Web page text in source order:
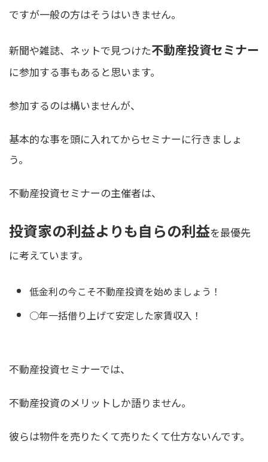
ですが一般の方はそうはいきません。
新聞や雑誌、ネットで見つけた不動産投資セミナー
に参加する事もあると思います。
参加するのは構いませんが、
基本的な事を頭に入れてからセミナーに行きましょ
う。
不動産投資セミナーの主催者は、
投資家の利益よりも自らの利益を最優先
に考えています。
低金利の今こそ不動産投資を始めましょう！
○年一括借り上げて安定した家賃収入！
不動産投資セミナーでは、
不動産投資のメリットしか語りません。
彼らは物件を売りたくて売りたくて仕方ないんです。